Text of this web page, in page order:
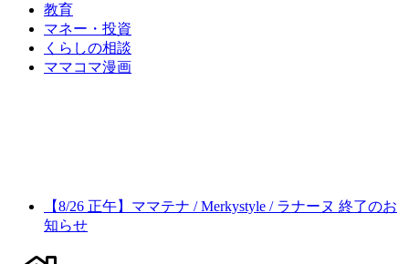
教育
マネー・投資
くらしの相談
ママコマ漫画
【8/26 正午】ママテナ / Merkystyle / ラナーヌ 終了のお
知らせ